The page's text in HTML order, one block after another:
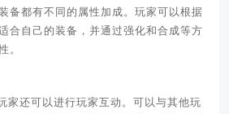
备都有不同的属性加成。玩家可以根据
合自己的装备，并通过强化和合成等方
。
家还可以进行玩家互动。可以与其他玩